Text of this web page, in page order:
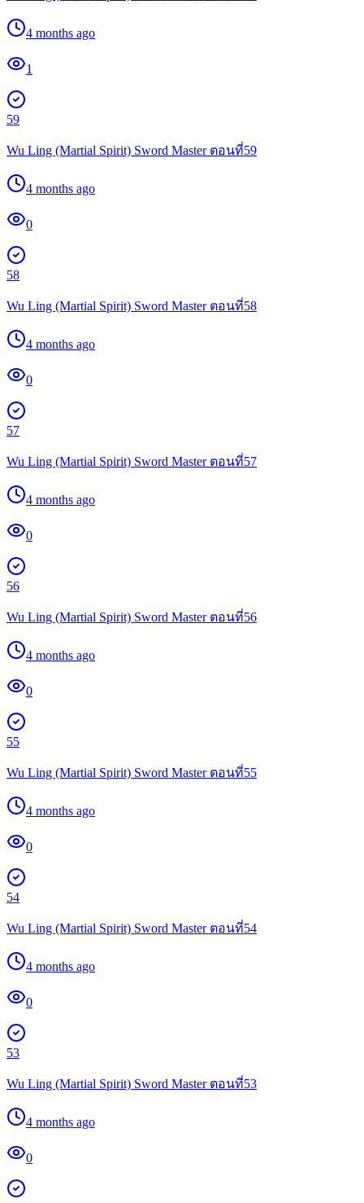
4 months ago
1
59
Wu Ling (Martial Spirit) Sword Master ตอนที่59
4 months ago
0
58
Wu Ling (Martial Spirit) Sword Master ตอนที่58
4 months ago
0
57
Wu Ling (Martial Spirit) Sword Master ตอนที่57
4 months ago
0
56
Wu Ling (Martial Spirit) Sword Master ตอนที่56
4 months ago
0
55
Wu Ling (Martial Spirit) Sword Master ตอนที่55
4 months ago
0
54
Wu Ling (Martial Spirit) Sword Master ตอนที่54
4 months ago
0
53
Wu Ling (Martial Spirit) Sword Master ตอนที่53
4 months ago
0